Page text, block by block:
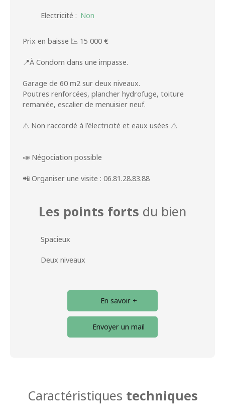
Electricité : Non
Prix en baisse 📉 15 000 €
📍À Condom dans une impasse.
Garage de 60 m2 sur deux niveaux.
Poutres renforcées, plancher hydrofuge, toiture
remaniée, escalier de menuisier neuf.
⚠️ Non raccordé à l’électricité et eaux usées ⚠️
📣 Négociation possible
📲 Organiser une visite : 06.81.28.83.88
Les points forts du bien
Spacieux
Deux niveaux
En savoir +
Envoyer un mail
Caractéristiques techniques